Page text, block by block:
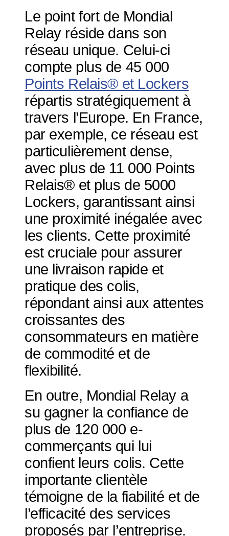
Le point fort de Mondial
Relay réside dans son
réseau unique. Celui-ci
compte plus de 45 000
Points Relais® et Lockers
répartis stratégiquement à
travers l’Europe. En France,
par exemple, ce réseau est
particulièrement dense,
avec plus de 11 000 Points
Relais® et plus de 5000
Lockers, garantissant ainsi
une proximité inégalée avec
les clients. Cette proximité
est cruciale pour assurer
une livraison rapide et
pratique des colis,
répondant ainsi aux attentes
croissantes des
consommateurs en matière
de commodité et de
flexibilité.
En outre, Mondial Relay a
su gagner la confiance de
plus de 120 000 e-
commerçants qui lui
confient leurs colis. Cette
importante clientèle
témoigne de la fiabilité et de
l’efficacité des services
proposés par l’entreprise.